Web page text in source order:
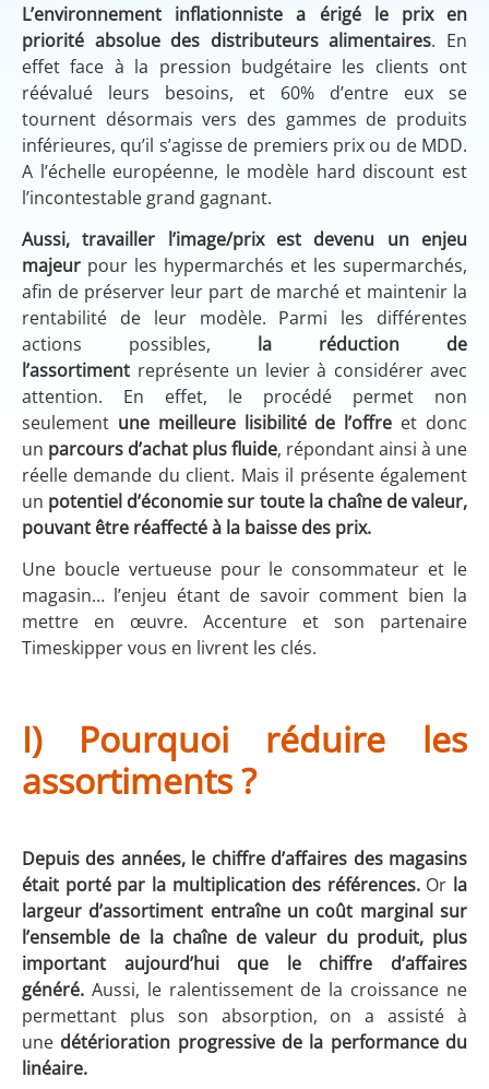
L’environnement inflationniste a érigé le prix en
priorité absolue des distributeurs alimentaires. En
effet face à la pression budgétaire les clients ont
réévalué leurs besoins, et 60% d’entre eux se
tournent désormais vers des gammes de produits
inférieures, qu’il s’agisse de premiers prix ou de MDD.
A l’échelle européenne, le modèle hard discount est
l’incontestable grand gagnant.
Aussi, travailler l’image/prix est devenu un enjeu
majeur pour les hypermarchés et les supermarchés,
afin de préserver leur part de marché et maintenir la
rentabilité de leur modèle. Parmi les différentes
actions possibles, la réduction de
l’assortiment représente un levier à considérer avec
attention. En effet, le procédé permet non
seulement une meilleure lisibilité de l’offre et donc
un parcours d’achat plus fluide, répondant ainsi à une
réelle demande du client. Mais il présente également
un potentiel d’économie sur toute la chaîne de valeur,
pouvant être réaffecté à la baisse des prix.
Une boucle vertueuse pour le consommateur et le
magasin… l’enjeu étant de savoir comment bien la
mettre en œuvre. Accenture et son partenaire
Timeskipper vous en livrent les clés.
I) Pourquoi réduire les
assortiments ?
Depuis des années, le chiffre d’affaires des magasins
était porté par la multiplication des références. Or la
largeur d’assortiment entraîne un coût marginal sur
l’ensemble de la chaîne de valeur du produit, plus
important aujourd’hui que le chiffre d’affaires
généré. Aussi, le ralentissement de la croissance ne
permettant plus son absorption, on a assisté à
une détérioration progressive de la performance du
linéaire.